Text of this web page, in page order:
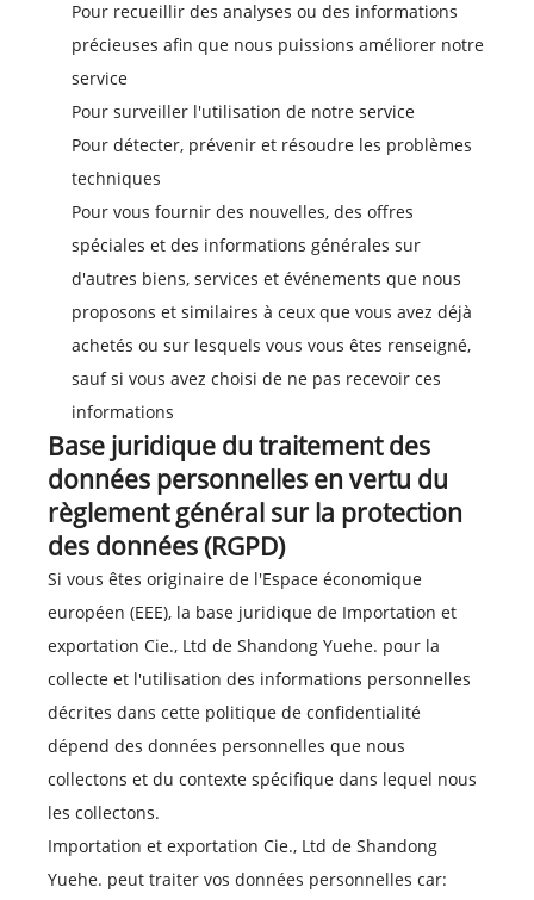
Pour recueillir des analyses ou des informations
précieuses afin que nous puissions améliorer notre
service
Pour surveiller l'utilisation de notre service
Pour détecter, prévenir et résoudre les problèmes
techniques
Pour vous fournir des nouvelles, des offres
spéciales et des informations générales sur
d'autres biens, services et événements que nous
proposons et similaires à ceux que vous avez déjà
achetés ou sur lesquels vous vous êtes renseigné,
sauf si vous avez choisi de ne pas recevoir ces
informations
Base juridique du traitement des
données personnelles en vertu du
règlement général sur la protection
des données (RGPD)
Si vous êtes originaire de l'Espace économique
européen (EEE), la base juridique de Importation et
exportation Cie., Ltd de Shandong Yuehe. pour la
collecte et l'utilisation des informations personnelles
décrites dans cette politique de confidentialité
dépend des données personnelles que nous
collectons et du contexte spécifique dans lequel nous
les collectons.
Importation et exportation Cie., Ltd de Shandong
Yuehe. peut traiter vos données personnelles car: